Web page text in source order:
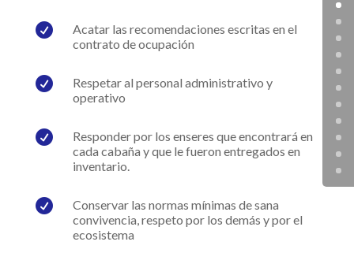

Acatar las recomendaciones escritas en el
contrato de ocupación

Respetar al personal administrativo y
operativo

Responder por los enseres que encontrará en
cada cabaña y que le fueron entregados en
inventario.

Conservar las normas mínimas de sana
convivencia, respeto por los demás y por el
ecosistema